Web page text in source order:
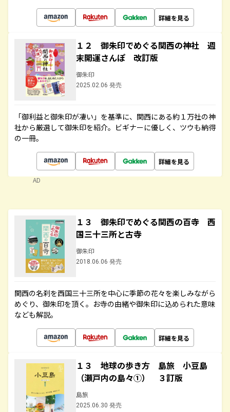
詳細を見る
１２ 御朱印でめぐる関西の神社 週
末開運さんぽ 改訂版
御朱印
2025.02.06 発売
「御利益と御朱印が凄い」を基準に、関西にある約１万社の神
社から厳選して御朱印を紹介。ビギナーに優しく、ツウも納得
の一冊。
詳細を見る
AD
１３ 御朱印でめぐる関西の百寺 西
国三十三所と古寺
御朱印
2018.06.06 発売
関西の名刹を西国三十三所を中心に季節の花々を楽しみながら
めぐり、御朱印を頂く。お寺の由緒や御朱印に込められた意味
なども解説。
詳細を見る
１３ 地球の歩き方 島旅 小豆島
（瀬戸内の島々①） ３訂版
島旅
2025.06.30 発売